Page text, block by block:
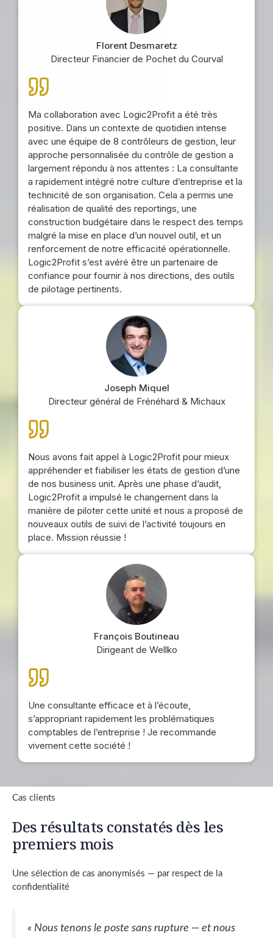
Florent Desmaretz
Directeur Financier de Pochet du Courval
Ma collaboration avec Logic2Profit a été très
positive. Dans un contexte de quotidien intense
avec une équipe de 8 contrôleurs de gestion, leur
approche personnalisée du contrôle de gestion a
largement répondu à nos attentes : La consultante
a rapidement intégré notre culture d’entreprise et la
technicité de son organisation. Cela a permis une
réalisation de qualité des reportings, une
construction budgétaire dans le respect des temps
malgré la mise en place d’un nouvel outil, et un
renforcement de notre efficacité opérationnelle.
Logic2Profit s’est avéré être un partenaire de
confiance pour fournir à nos directions, des outils
de pilotage pertinents.
Joseph Miquel
Directeur général de Frénéhard & Michaux
Nous avons fait appel à Logic2Profit pour mieux
appréhender et fiabiliser les états de gestion d’une
de nos business unit. Après une phase d’audit,
Logic2Profit a impulsé le changement dans la
manière de piloter cette unité et nous a proposé de
nouveaux outils de suivi de l’activité toujours en
place. Mission réussie !
François Boutineau
Dirigeant de Wellko
Une consultante efficace et à l’écoute,
s’appropriant rapidement les problématiques
comptables de l’entreprise ! Je recommande
vivement cette société !
Cas clients
Des résultats constatés dès les
premiers mois
Une sélection de cas anonymisés — par respect de la
confidentialité
« Nous tenons le poste sans rupture — et nous